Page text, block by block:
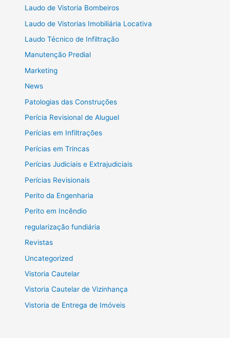
Laudo de Vistoria Bombeiros
Laudo de Vistorias Imobiliária Locativa
Laudo Técnico de Infiltração
Manutenção Predial
Marketing
News
Patologias das Construções
Perícia Revisional de Aluguel
Perícias em Infiltrações
Perícias em Trincas
Perícias Judiciais e Extrajudiciais
Perícias Revisionais
Perito da Engenharia
Perito em Incêndio
regularização fundiária
Revistas
Uncategorized
Vistoria Cautelar
Vistoria Cautelar de Vizinhança
Vistoria de Entrega de Imóveis